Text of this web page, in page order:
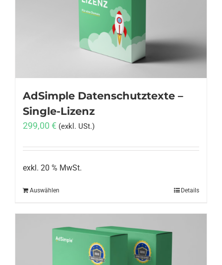
AdSimple Datenschutztexte –
Single-Lizenz
299,00 € (exkl. USt.)
exkl. 20 % MwSt.
Auswählen Details